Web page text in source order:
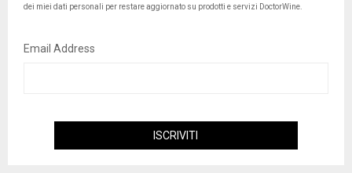
dei miei dati personali per restare aggiornato su prodotti e servizi DoctorWine.
Email Address